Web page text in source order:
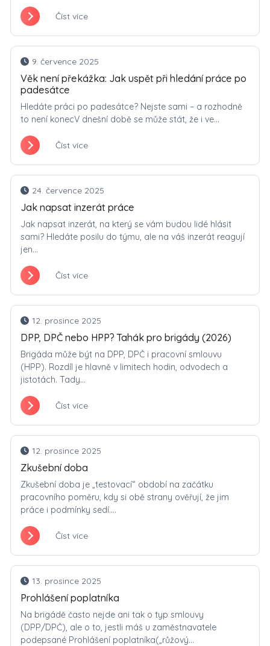
Číst více
9. července 2025
Věk není překážka: Jak uspět při hledání práce po
padesátce
Hledáte práci po padesátce? Nejste sami – a rozhodně
to není konecV dnešní době se může stát, že i ve...
Číst více
24. července 2025
Jak napsat inzerát práce
Jak napsat inzerát, na který se vám budou lidé hlásit
sami? Hledáte posilu do týmu, ale na váš inzerát reagují
jen...
Číst více
12. prosince 2025
DPP, DPČ nebo HPP? Tahák pro brigády (2026)
Brigáda může být na DPP, DPČ i pracovní smlouvu
(HPP). Rozdíl je hlavně v limitech hodin, odvodech a
jistotách. Tady...
Číst více
12. prosince 2025
Zkušební doba
Zkušební doba je „testovací“ období na začátku
pracovního poměru, kdy si obě strany ověřují, že jim
práce i podmínky sedí....
Číst více
13. prosince 2025
Prohlášení poplatníka
Na brigádě často nejde ani tak o typ smlouvy
(DPP/DPČ), ale o to, jestli máš u zaměstnavatele
podepsané Prohlášení poplatníka(„růžový...